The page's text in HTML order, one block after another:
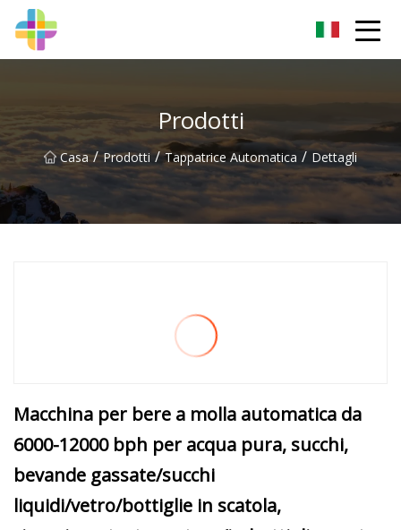
Prodotti
Casa / Prodotti / Tappatrice Automatica / Dettagli
Macchina per bere a molla automatica da
6000-12000 bph per acqua pura, succhi,
bevande gassate/succhi
liquidi/vetro/bottiglie in scatola,